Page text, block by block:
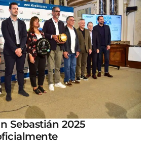
Sebastián 2025